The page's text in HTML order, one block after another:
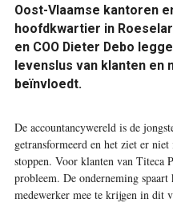
Oost-Vlaamse kantoren
hoofdkwartier in
en COO Dieter Debo
levenslus van klanten
beïnvloedt.
De accountancywereld is de
getransformeerd en het ziet er
stoppen. Voor klanten van Titeca
probleem. De onderneming
medewerker mee te krijgen in dit